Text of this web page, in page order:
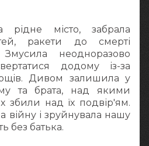
рідне місто, забрала
ракети до смерті
неодноразово
додому із-за
Дивом залишила у
та брата, над якими
збили над їх подвір'ям.
війну і зруйнувала нашу
без батька.